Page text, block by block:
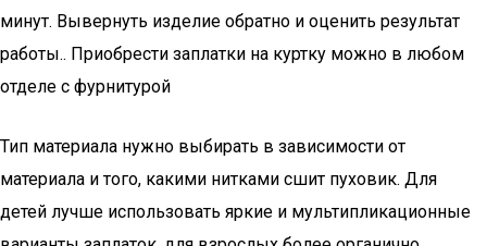
минут. Вывернуть изделие обратно и оценить результат
работы.. Приобрести заплатки на куртку можно в любом
отделе с фурнитурой
Тип материала нужно выбирать в зависимости от
материала и того, какими нитками сшит пуховик. Для
детей лучше использовать яркие и мультипликационные